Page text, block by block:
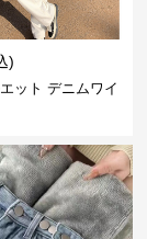
)
ット デニムワイ